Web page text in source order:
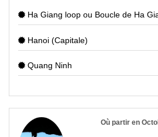
Ha Giang loop ou Boucle de Ha
Hanoi (Capitale)
Quang Ninh
Où partir en